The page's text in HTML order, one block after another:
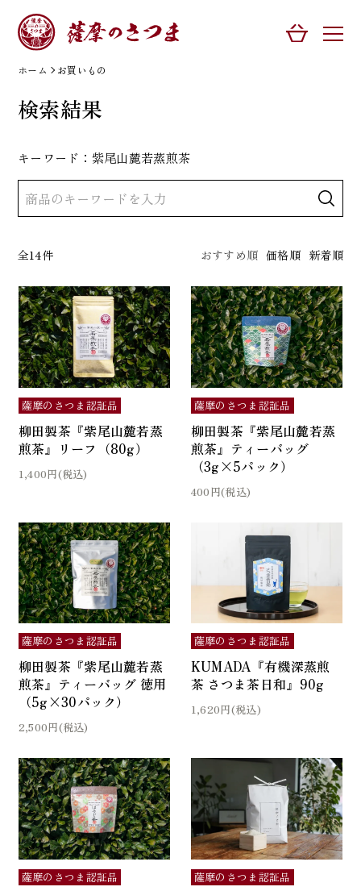
ホーム お買いもの
検索結果
キーワード：紫尾山麓若蒸煎茶
全14件 おすすめ順 価格順 新着順
薩摩のさつま認証品
柳田製茶『紫尾山麓若蒸
煎茶』リーフ（80g）
1,400円(税込)
薩摩のさつま認証品
柳田製茶『紫尾山麓若蒸
煎茶』ティーバッグ
（3g×5パック）
400円(税込)
薩摩のさつま認証品
柳田製茶『紫尾山麓若蒸
煎茶』ティーバッグ 徳用
（5g×30パック）
2,500円(税込)
薩摩のさつま認証品
KUMADA『有機深蒸煎
茶 さつま茶日和』90g
1,620円(税込)
薩摩のさつま認証品 薩摩のさつま認証品